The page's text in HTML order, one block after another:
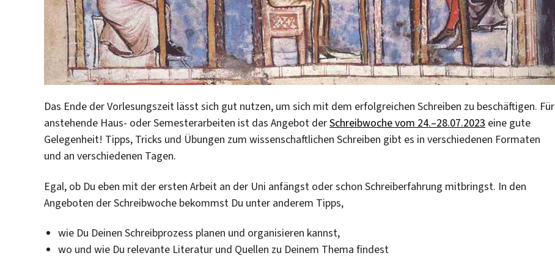
Das Ende der Vorlesungszeit lässt sich gut nutzen, um sich mit dem erfolgreichen Schreiben zu beschäftigen. Für
anstehende Haus- oder Semesterarbeiten ist das Angebot derSchreibwoche vom 24.–28.07.2023 eine gute
Gelegenheit! Tipps, Tricks und Übungen zum wissenschaftlichen Schreiben gibt es in verschiedenen Formaten
und an verschiedenen Tagen.
Egal, ob Du eben mit der ersten Arbeit an der Uni anfängst oder schon Schreiberfahrung mitbringst. In den
Angeboten der Schreibwoche bekommst Du unter anderem Tipps,
wie Du Deinen Schreibprozess planen und organisieren kannst,
wo und wie Du relevante Literatur und Quellen zu Deinem Thema findest